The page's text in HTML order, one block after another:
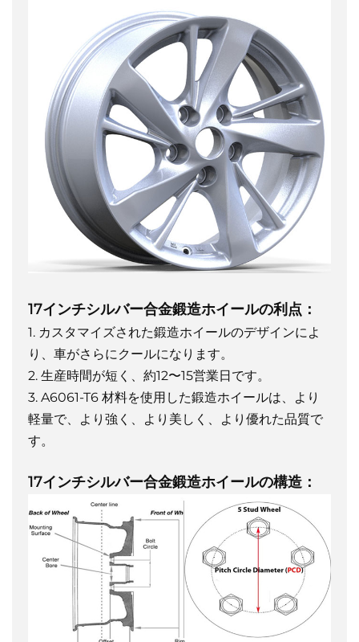
17インチシルバー合金鍛造ホイールの利点：
1. カスタマイズされた鍛造ホイールのデザインによ
り、車がさらにクールになります。
2. 生産時間が短く、約12〜15営業日です。
3. A6061-T6 材料を使用した鍛造ホイールは、より
軽量で、より強く、より美しく、より優れた品質で
す。
17インチシルバー合金鍛造ホイールの構造：